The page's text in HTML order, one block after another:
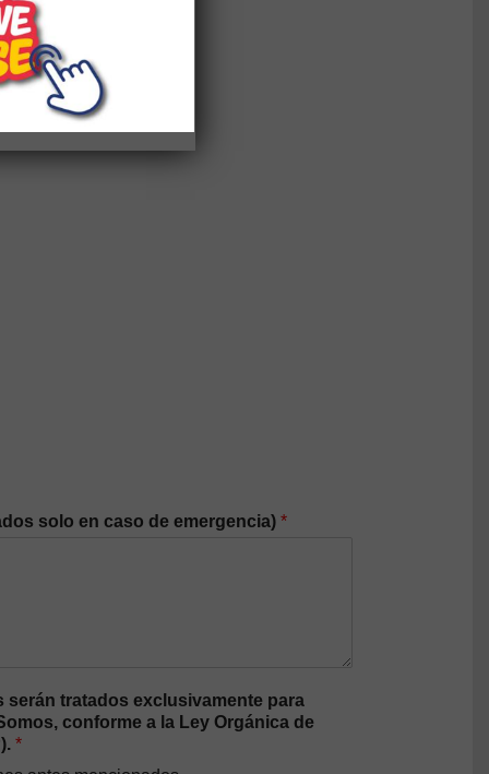
solo en caso de emergencia) *
tratados exclusivamente para
conforme a la Ley Orgánica de
*